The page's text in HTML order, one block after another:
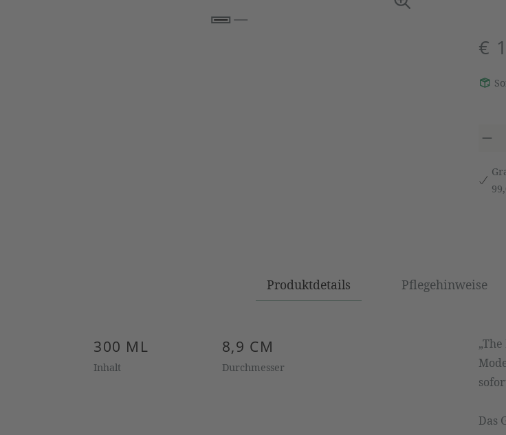
€
Produktdetails Pflegehinweise
300 ML
Inhalt
8,9 CM
Durchmesser
Das